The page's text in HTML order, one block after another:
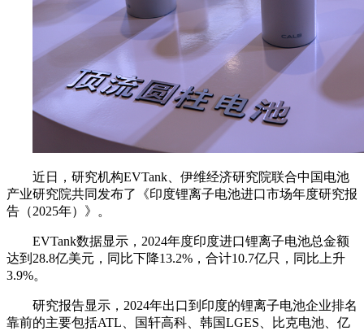
近日，研究机构EVTank、伊维经济研究院联合中国电池
产业研究院共同发布了《印度锂离子电池进口市场年度研究报
告（2025年）》。
EVTank数据显示，2024年度印度进口锂离子电池总金额
达到28.8亿美元，同比下降13.2%，合计10.7亿只，同比上升
3.9%。
研究报告显示，2024年出口到印度的锂离子电池企业排名
靠前的主要包括ATL、国轩高科、韩国LGES、比克电池、亿